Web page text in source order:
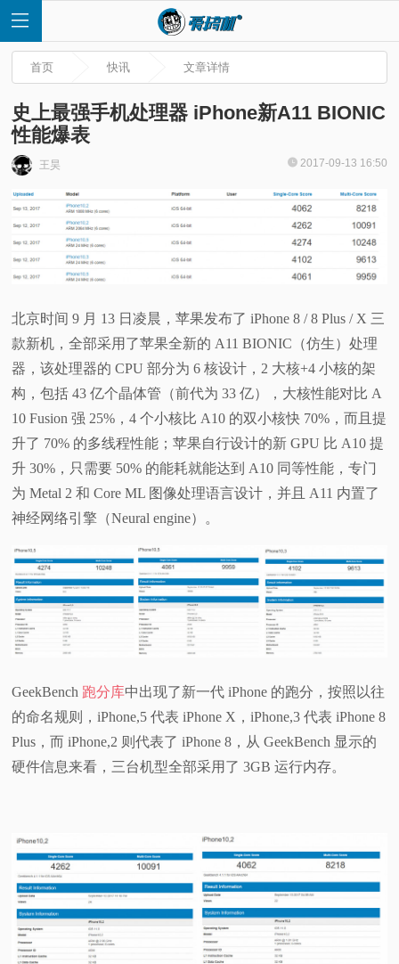
首
页
快
评
视
频
科
普
体
验
专
题
首页 快讯 文章详情
史上最强手机处理器 iPhone新A11 BIONIC
性能爆表
王昊 2017-09-13 16:50
北京时间 9 月 13 日凌晨，苹果发布了 iPhone 8 / 8 Plus / X 三
款新机，全部采用了苹果全新的 A11 BIONIC（仿生）处理
器，该处理器的 CPU 部分为 6 核设计，2 大核+4 小核的架
构，包括 43 亿个晶体管（前代为 33 亿），大核性能对比 A
10 Fusion 强 25%，4 个小核比 A10 的双小核快 70%，而且提
升了 70% 的多线程性能；苹果自行设计的新 GPU 比 A10 提
升 30%，只需要 50% 的能耗就能达到 A10 同等性能，专门
为 Metal 2 和 Core ML 图像处理语言设计，并且 A11 内置了
神经网络引擎（Neural engine）。
GeekBench 跑分库中出现了新一代 iPhone 的跑分，按照以往
的命名规则，iPhone,5 代表 iPhone X，iPhone,3 代表 iPhone 8
Plus，而 iPhone,2 则代表了 iPhone 8，从 GeekBench 显示的
硬件信息来看，三台机型全部采用了 3GB 运行内存。